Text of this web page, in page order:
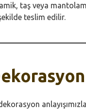
taş veya
teslim edilir.